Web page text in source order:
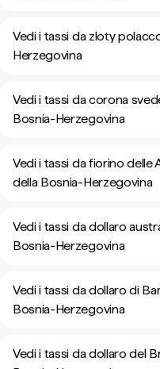
Vedi i tassi da zloty
Herzegovina
Vedi i tassi da corona
Bosnia-Herzegovina
Vedi i tassi da fiorino delle
della Bosnia-Herzegovina
Vedi i tassi da dollaro
Bosnia-Herzegovina
Vedi i tassi da dollaro di
Bosnia-Herzegovina
Vedi i tassi da dollaro del